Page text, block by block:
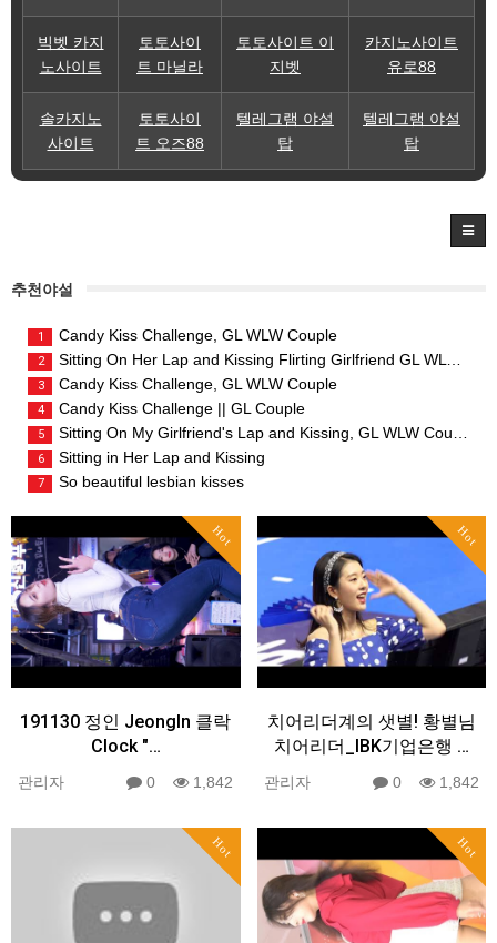
빅벳 카지
노사이트
토토사이
트 마닐라
토토사이트 이
지벳
카지노사이트
유로88
솔카지노
사이트
토토사이
트 오즈88
텔레그램 야설
탑
텔레그램 야설
탑
추천야설
1 Candy Kiss Challenge, GL WLW Couple
2 Sitting On Her Lap and Kissing Flirting Girlfriend GL WLW Couple
3 Candy Kiss Challenge, GL WLW Couple
4 Candy Kiss Challenge || GL Couple
5 Sitting On My Girlfriend's Lap and Kissing, GL WLW Couple
6 Sitting in Her Lap and Kissing
7 So beautiful lesbian kisses
Hot
191130 정인 JeongIn 클락
Clock "…
관리자 0 1,842
Hot
치어리더계의 샛별! 황별님
치어리더_IBK기업은행 …
관리자 0 1,842
Hot Hot